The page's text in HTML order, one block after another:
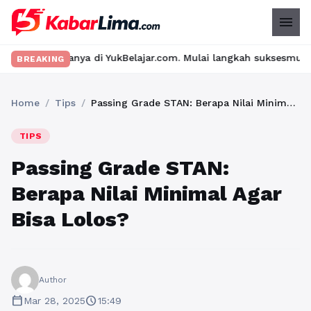
menu
BREAKING
di YukBelajar.com. Mulai langkah suksesmu hari ini! •
Home / Tips / Passing Grade STAN: Berapa Nilai Minimal Agar Bisa Lolos?
TIPS
Passing Grade STAN:
Berapa Nilai Minimal Agar
Bisa Lolos?
Author
calendar_todayMar 28, 2025schedule15:49